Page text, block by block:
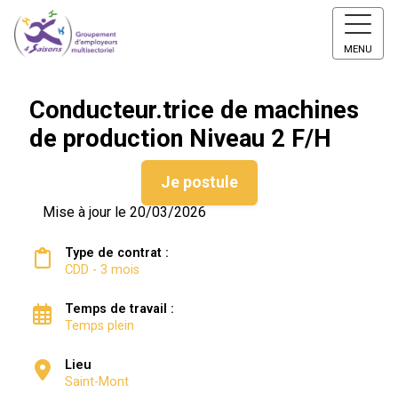
MENU
Conducteur.trice de machines
de production Niveau 2 F/H
Je postule
Mise à jour le 20/03/2026
Type de contrat :
CDD - 3 mois
Temps de travail :
Temps plein
Lieu
Saint-Mont